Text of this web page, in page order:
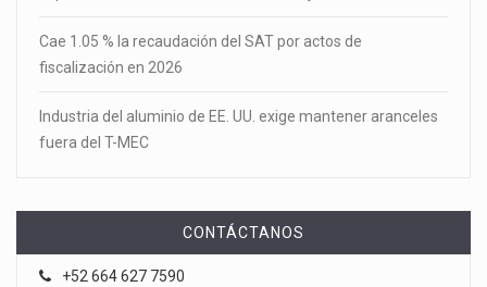
Cae 1.05 % la recaudación del SAT por actos de
fiscalización en 2026
Industria del aluminio de EE. UU. exige mantener aranceles
fuera del T-MEC
CONTÁCTANOS
+52 664 627 7590